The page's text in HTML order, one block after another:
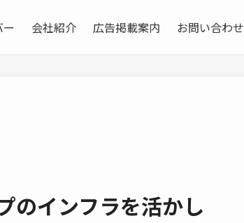
会社紹介 広告掲載案内 お問い合わせ
インフラを活かし